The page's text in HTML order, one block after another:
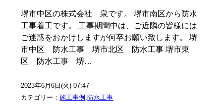
堺市中区の株式会社 泉です。 堺市南区から防水
工事着工です。 工事期間中は、ご近隣の皆様には
ご迷惑をおかけしますが何卒お願い致します。 堺
市中区 防水工事 堺市北区 防水工事 堺市東
区 防水工事 堺…
2023年6月6日(火) 07:47
カテゴリー：施工事例 ,防水工事